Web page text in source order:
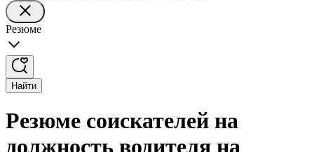
Резюме
Найти
Резюме соискателей на
должность водителя на